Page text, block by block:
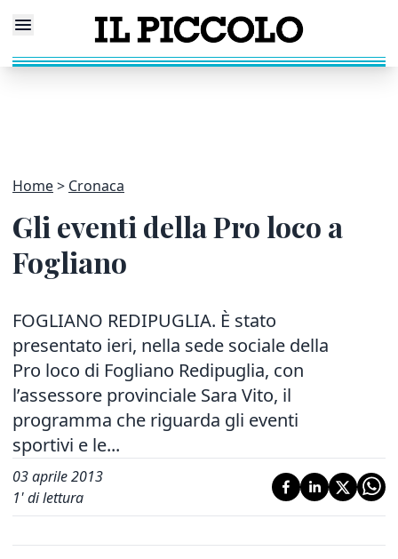
Home Cronaca
Gli eventi della Pro loco a
Fogliano
FOGLIANO REDIPUGLIA. È stato
presentato ieri, nella sede sociale della
Pro loco di Fogliano Redipuglia, con
l’assessore provinciale Sara Vito, il
programma che riguarda gli eventi
sportivi e le...
03 aprile 2013
1' di lettura